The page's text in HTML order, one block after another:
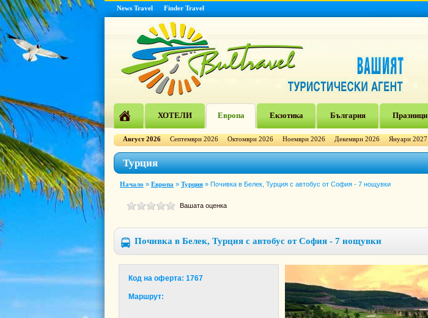
News Travel Finder Travel
ХОТЕЛИ Европа Екзотика България Празници
Август 2026 Септември 2026 Октомври 2026 Ноември 2026 Декември 2026 Януари 2027
Турция
Начало » Европа » Турция » Почивка в Белек, Турция с автобус от София - 7 нощувки
Вашата оценка
Почивка в Белек, Турция с автобус от София - 7 нощувки
Код на оферта: 1767
Маршрут: